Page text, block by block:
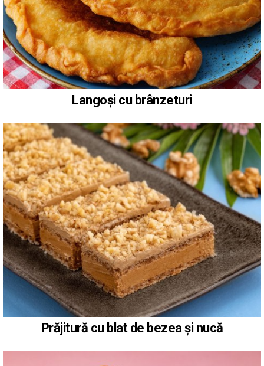
Langoși cu brânzeturi
Prăjitură cu blat de bezea și nucă